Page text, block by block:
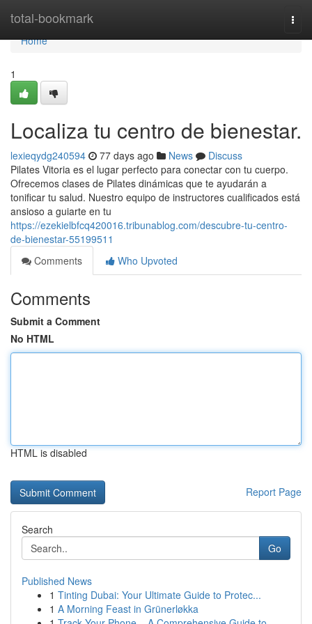
total-bookmark
Home
Home
1
Localiza tu centro de bienestar.
lexieqydg240594 77 days ago News
Discuss
Pilates Vitoria es el lugar perfecto para conectar con tu cuerpo.
Ofrecemos clases de Pilates dinámicas que te ayudarán a
tonificar tu salud. Nuestro equipo de instructores cualificados está
ansioso a guiarte en tu
https://ezekielbfcq420016.tribunablog.com/descubre-tu-centro-
de-bienestar-55199511
Comments
Who Upvoted
Comments
Submit a Comment
No HTML
HTML is disabled
Report Page
Search
Go
Published News
1 Tinting Dubai: Your Ultimate Guide to Protec...
1 A Morning Feast in Grünerløkka